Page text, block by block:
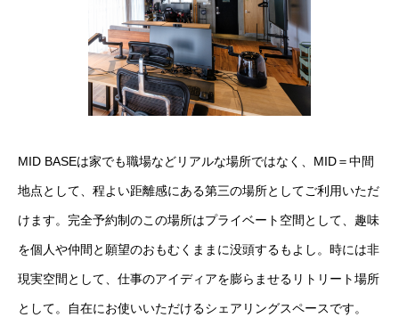
MID BASEは家でも職場などリアルな場所ではなく、MID＝中間
地点として、程よい距離感にある第三の場所としてご利用いただ
けます。完全予約制のこの場所はプライベート空間として、趣味
を個人や仲間と願望のおもむくままに没頭するもよし。時には非
現実空間として、仕事のアイディアを膨らませるリトリート場所
として。自在にお使いいただけるシェアリングスペースです。